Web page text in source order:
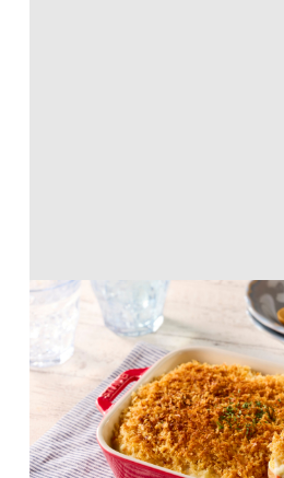
コーン＆カニ風味のス
ロッケ